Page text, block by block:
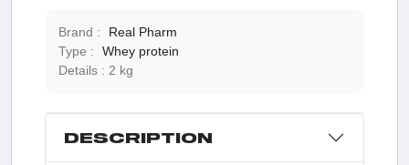
Brand :
Real Pharm
Type :
Whey protein
Details :
2 kg
DESCRIPTION